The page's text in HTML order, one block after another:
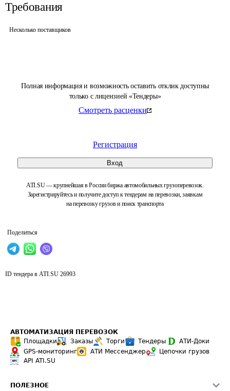
Полная информация и возможность оставить отклик доступны
только с лицензией «Тендеры»
Смотреть расценки
Регистрация
Вход
ATI.SU — крупнейшая в России биржа автомобильных грузоперевозок.
Зарегистрируйтесь и получите доступ к тендерам на перевозки, заявкам
на перевозку грузов и поиск транспорта
Поделиться
Требования
Несколько поставщиков
ID тендера в ATI.SU 26993
АВТОМАТИЗАЦИЯ ПЕРЕВОЗОК
Площадки
Заказы Торги Тендеры
АТИ-Доки
GPS-мониторинг
АТИ Мессенджер
Цепочки грузов
API ATI.SU
ПОЛЕЗНОЕ